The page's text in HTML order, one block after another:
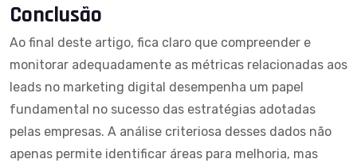
Conclusão
Ao final deste artigo, fica claro que compreender e
monitorar adequadamente as métricas relacionadas aos
leads no marketing digital desempenha um papel
fundamental no sucesso das estratégias adotadas
pelas empresas. A análise criteriosa desses dados não
apenas permite identificar áreas para melhoria, mas